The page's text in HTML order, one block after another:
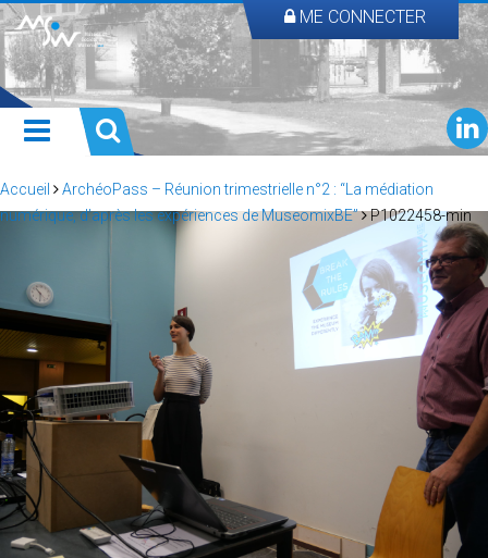
ME CONNECTER
Accueil
ArchéoPass – Réunion trimestrielle n°2 : “La médiation
numérique, d’après les expériences de MuseomixBE”
P1022458-min